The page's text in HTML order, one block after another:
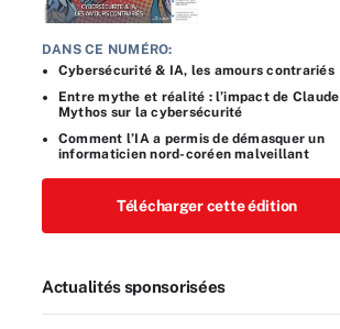
DANS CE NUMÉRO:
Cybersécurité & IA, les amours contrariés
Entre mythe et réalité : l’impact de Claude
Mythos sur la cybersécurité
Comment l’IA a permis de démasquer un
informaticien nord-coréen malveillant
Télécharger cette édition
Actualités sponsorisées